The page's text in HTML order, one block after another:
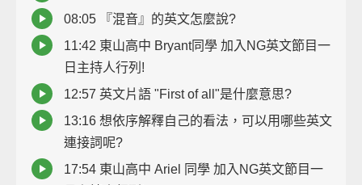
08:05 『混音』的英文怎麼說?
11:42 東山高中 Bryant同學 加入NG英文節目一
日主持人行列!
12:57 英文片語 "First of all"是什麼意思?
13:16 想依序解釋自己的看法，可以用哪些英文
連接詞呢?
17:54 東山高中 Ariel 同學 加入NG英文節目一